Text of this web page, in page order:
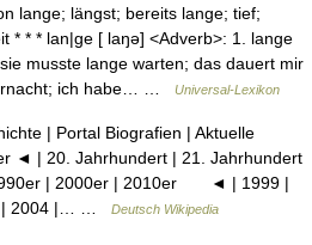
lange; längst; bereits lange; tief;
* * * lan|ge [ laŋə] <Adverb>: 1. lange
musste lange warten; das dauert mir
ich habe… …
Universal-Lexikon
| Portal Biografien | Aktuelle
◄ | 20. Jahrhundert | 21. Jahrhundert
| 2000er | 2010er ◄ | 1999 |
| 2004 |… …
Deutsch Wikipedia